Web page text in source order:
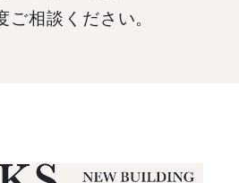
ご相談ください。